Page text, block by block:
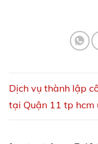
Dịch vụ thành lập
tại Quận 11 tp hcm